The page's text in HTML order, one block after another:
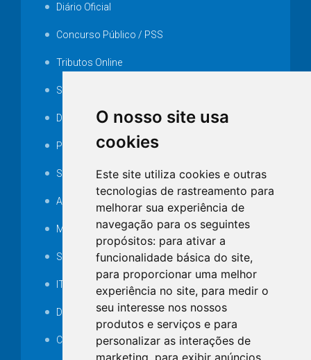
O nosso site usa
cookies
Este site utiliza cookies e outras
tecnologias de rastreamento para
melhorar sua experiência de
navegação para os seguintes
propósitos: para ativar a
funcionalidade básica do site,
para proporcionar uma melhor
experiência no site, para medir o
seu interesse nos nossos
produtos e serviços e para
personalizar as interações de
marketing para exibir anúncios
Diário Oficial
Concurso Público / PSS
Tributos Online
Serviços ISS-E
Decretos
Portarias
SAMAE
Audiência pública
MANUTENÇÃO DE ILUMINAÇÃO PÚBLICA
Serviços Técnicos TI
ITR
Desapropriações
Catalogo Eletrônico de Padronização